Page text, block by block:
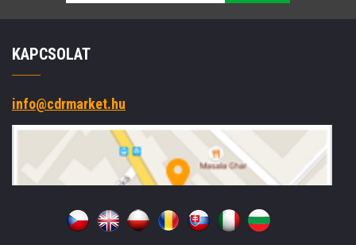
KAPCSOLAT
info@cdrmarket.hu